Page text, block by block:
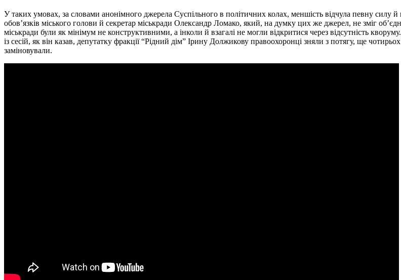
У таких умовах, за словами анонімного джерела Суспільного в політичних колах, меншість відчула певну силу
обов’язків міського голови й секретар міськради Олександр Ломако, який, на думку цих же джерел, не зміг
міськради були як мінімум не конструктивними, а інколи й взагалі не могли відкритися через відсутність
із сесій, як він казав, депутатку фракції “Рідний дім” Ірину Должикову правоохоронці зняли з потягу, ще
заміновували.